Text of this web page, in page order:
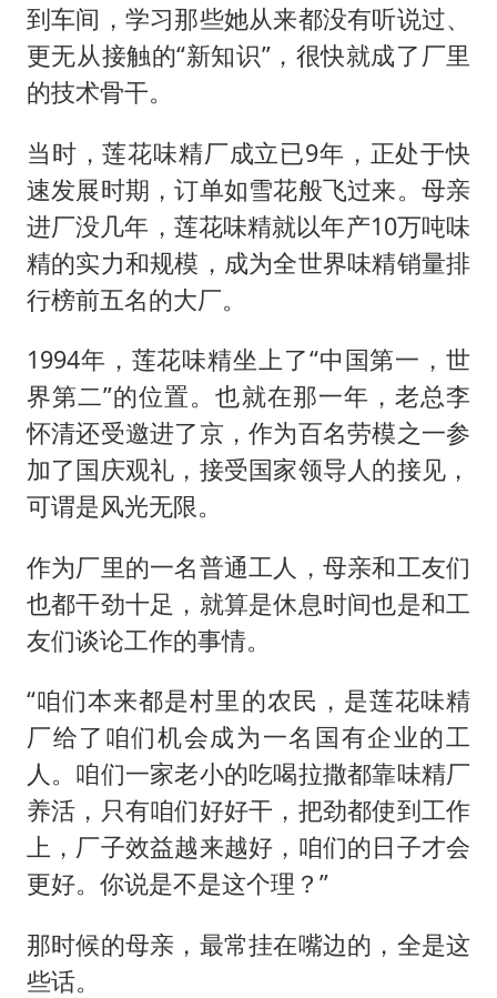
到车间，学习那些她从来都没有听说过、
更无从接触的“新知识”，很快就成了厂里
的技术骨干。
当时，莲花味精厂成立已9年，正处于快
速发展时期，订单如雪花般飞过来。母亲
进厂没几年，莲花味精就以年产10万吨味
精的实力和规模，成为全世界味精销量排
行榜前五名的大厂。
1994年，莲花味精坐上了“中国第一，世
界第二”的位置。也就在那一年，老总李
怀清还受邀进了京，作为百名劳模之一参
加了国庆观礼，接受国家领导人的接见，
可谓是风光无限。
作为厂里的一名普通工人，母亲和工友们
也都干劲十足，就算是休息时间也是和工
友们谈论工作的事情。
“咱们本来都是村里的农民，是莲花味精
厂给了咱们机会成为一名国有企业的工
人。咱们一家老小的吃喝拉撒都靠味精厂
养活，只有咱们好好干，把劲都使到工作
上，厂子效益越来越好，咱们的日子才会
更好。你说是不是这个理？”
那时候的母亲，最常挂在嘴边的，全是这
些话。